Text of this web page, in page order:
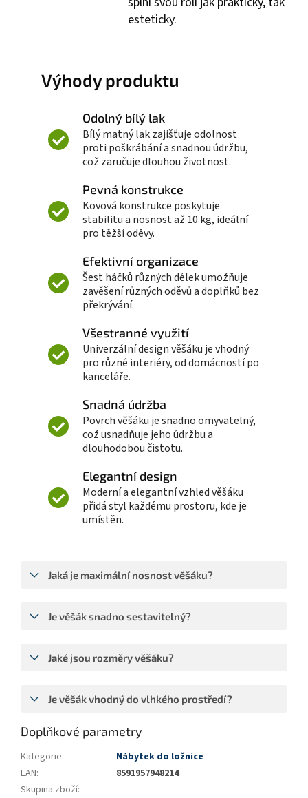
esteticky.
Výhody produktu
Odolný bílý lak
Bílý matný lak zajišťuje odolnost
proti poškrábání a snadnou údržbu,
což zaručuje dlouhou životnost.
Pevná konstrukce
Kovová konstrukce poskytuje
stabilitu a nosnost až 10 kg, ideální
pro těžší oděvy.
Efektivní organizace
Šest háčků různých délek umožňuje
zavěšení různých oděvů a doplňků bez
překrývání.
Všestranné využití
Univerzální design věšáku je vhodný
pro různé interiéry, od domácností po
kanceláře.
Snadná údržba
Povrch věšáku je snadno omyvatelný,
což usnadňuje jeho údržbu a
dlouhodobou čistotu.
Elegantní design
Moderní a elegantní vzhled věšáku
přidá styl každému prostoru, kde je
umístěn.
Jaká je maximální nosnost věšáku?
Je věšák snadno sestavitelný?
Jaké jsou rozměry věšáku?
Je věšák vhodný do vlhkého prostředí?
Doplňkové parametry
Kategorie:
Nábytek do ložnice
EAN:
8591957948214
Skupina zboží: